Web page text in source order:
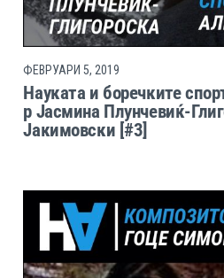
ФЕВРУАРИ 5, 2019
Науката и боречките
р Јасмина Плунчевиќ-
Јакимовски [#3]